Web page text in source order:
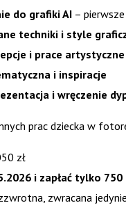
do grafiki AI –
techniki i style
i prace artystyczne
i inspiracje
i wręczenie
prac dziecka w
zł
i zapłać tylko 750
zwracana